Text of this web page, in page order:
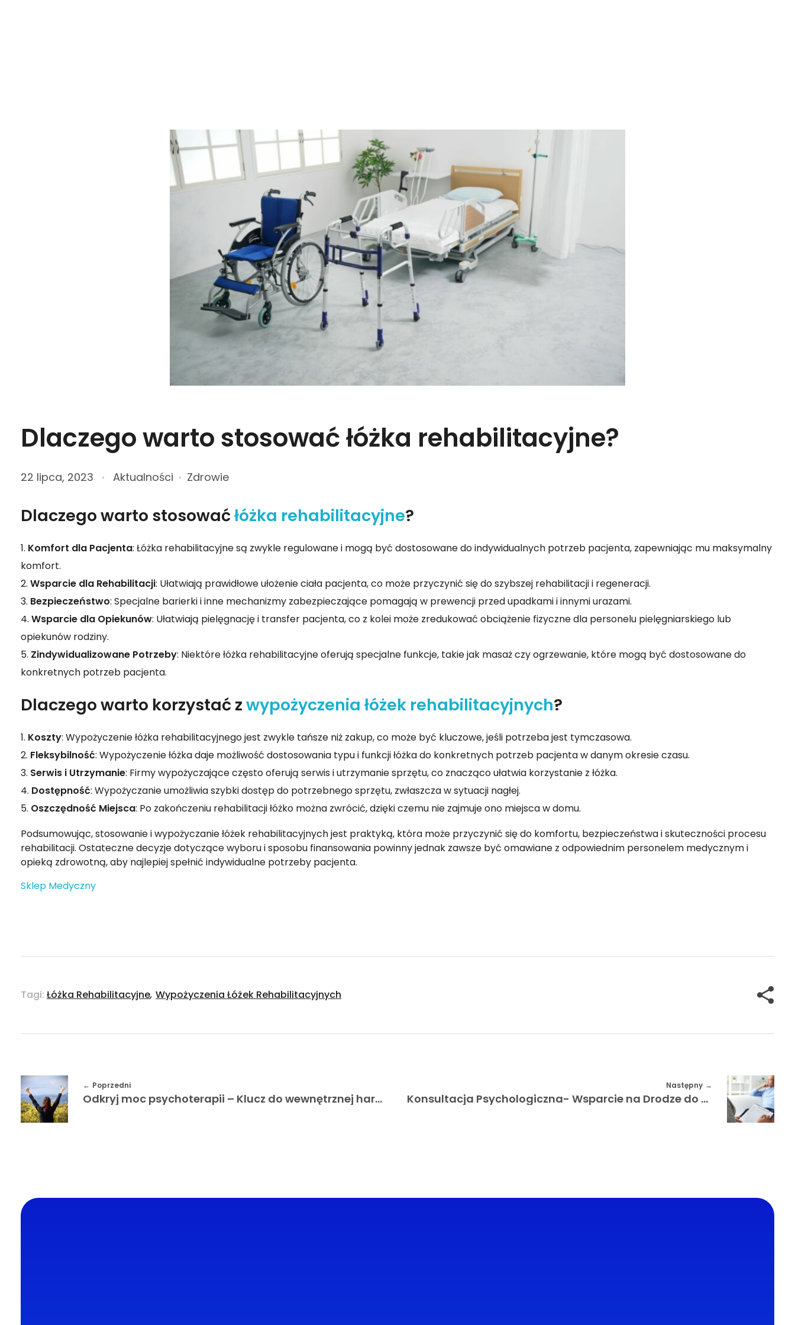
Dlaczego warto stosować łóżka rehabilitacyjne?
22 lipca, 2023 Aktualności Zdrowie
Dlaczego warto stosowaćłóżka rehabilitacyjne?
Komfort dla Pacjenta: Łóżka rehabilitacyjne są zwykle regulowane i mogą być dostosowane do indywidualnych potrzeb pacjenta, zapewniając mu maksymalny
komfort.
Wsparcie dla Rehabilitacji: Ułatwiają prawidłowe ułożenie ciała pacjenta, co może przyczynić się do szybszej rehabilitacji i regeneracji.
Bezpieczeństwo: Specjalne barierki i inne mechanizmy zabezpieczające pomagają w prewencji przed upadkami i innymi urazami.
Wsparcie dla Opiekunów: Ułatwiają pielęgnację i transfer pacjenta, co z kolei może zredukować obciążenie fizyczne dla personelu pielęgniarskiego lub
opiekunów rodziny.
Zindywidualizowane Potrzeby: Niektóre łóżka rehabilitacyjne oferują specjalne funkcje, takie jak masaż czy ogrzewanie, które mogą być dostosowane do
konkretnych potrzeb pacjenta.
Dlaczego warto korzystać zwypożyczenia łóżek rehabilitacyjnych?
Koszty: Wypożyczenie łóżka rehabilitacyjnego jest zwykle tańsze niż zakup, co może być kluczowe, jeśli potrzeba jest tymczasowa.
Fleksybilność: Wypożyczenie łóżka daje możliwość dostosowania typu i funkcji łóżka do konkretnych potrzeb pacjenta w danym okresie czasu.
Serwis i Utrzymanie: Firmy wypożyczające często oferują serwis i utrzymanie sprzętu, co znacząco ułatwia korzystanie z łóżka.
Dostępność: Wypożyczanie umożliwia szybki dostęp do potrzebnego sprzętu, zwłaszcza w sytuacji nagłej.
Oszczędność Miejsca: Po zakończeniu rehabilitacji łóżko można zwrócić, dzięki czemu nie zajmuje ono miejsca w domu.
Podsumowując, stosowanie i wypożyczanie łóżek rehabilitacyjnych jest praktyką, która może przyczynić się do komfortu, bezpieczeństwa i skuteczności procesu
rehabilitacji. Ostateczne decyzje dotyczące wyboru i sposobu finansowania powinny jednak zawsze być omawiane z odpowiednim personelem medycznym i
opieką zdrowotną, aby najlepiej spełnić indywidualne potrzeby pacjenta.
Sklep Medyczny
Tagi: Łóżka Rehabilitacyjne, Wypożyczenia Łóżek Rehabilitacyjnych
Poprzedni
Odkryj moc psychoterapii – Klucz do wewnętrznej harmonii
Następny
Konsultacja Psychologiczna- Wsparcie na Drodze do Lepszego Samopoczucia